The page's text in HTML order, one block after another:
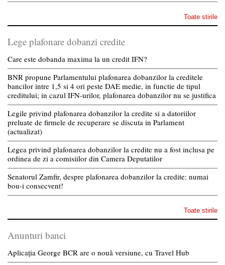
Toate stirile
Lege plafonare dobanzi credite
Care este dobanda maxima la un credit IFN?
BNR propune Parlamentului plafonarea dobanzilor la creditele
bancilor intre 1,5 si 4 ori peste DAE medie, in functie de tipul
creditului; in cazul IFN-urilor, plafonarea dobanzilor nu se justifica
Legile privind plafonarea dobanzilor la credite si a datoriilor
preluate de firmele de recuperare se discuta in Parlament
(actualizat)
Legea privind plafonarea dobanzilor la credite nu a fost inclusa pe
ordinea de zi a comisiilor din Camera Deputatilor
Senatorul Zamfir, despre plafonarea dobanzilor la credite: numai
bou-i consecvent!
Toate stirile
Anunturi banci
Aplicația George BCR are o nouă versiune, cu Travel Hub